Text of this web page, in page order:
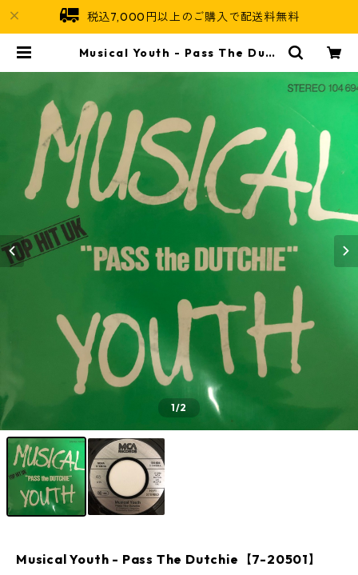
税込7,000円以上のご購入で配送料無料
Musical Youth - Pass The Dutc
1/2
Musical Youth - Pass The Dutchie【7-20501】